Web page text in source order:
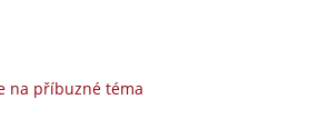
na příbuzné téma